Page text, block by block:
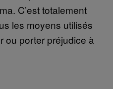
C’est totalement
les moyens utilisés
ou porter préjudice à